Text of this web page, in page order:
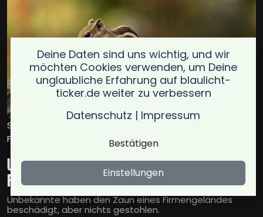
Symbolbild für Unbekannte beschädigen Zaun eines
Firmengeländes / Foto: viswaprem
Unbekannte beschädigen Zaun eines
Firmengeländes
Unbekannte haben den Zaun eines Firmengeländes
beschädigt, aber nichts gestohlen.
Deine Daten sind uns wichtig, und wir
möchten Cookies verwenden, um Deine
unglaubliche Erfahrung auf blaulicht-
ticker.de weiter zu verbessern
Datenschutz | Impressum
Bestätigen
Einstellungen